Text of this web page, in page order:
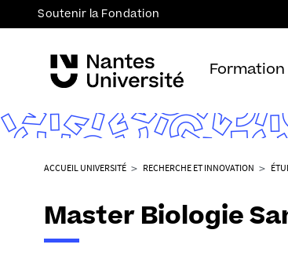
Soutenir la Fondation
Formation
V
u
s
ê
ACCUEIL UNIVERSITÉ RECHERCHE ET INNOVATION
Master Biologie